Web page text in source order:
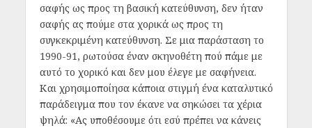
σαφής ως προς τη βασική κατεύθυνση, δεν ήταν
σαφής ας πούμε στα χορικά ως προς τη
συγκεκριμένη κατεύθυνση. Σε μια παράσταση το
1990-91, ρωτούσα έναν σκηνοθέτη πού πάμε με
αυτό το χορικό και δεν μου έλεγε με σαφήνεια.
Και χρησιμοποίησα κάποια στιγμή ένα καταλυτικό
παράδειγμα που τον έκανε να σηκώσει τα χέρια
ψηλά: «Ας υποθέσουμε ότι εσύ πρέπει να κάνεις